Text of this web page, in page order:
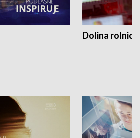
Dolina